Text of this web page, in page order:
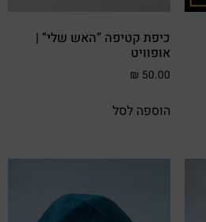
כיפת קטיפה ”האש שלי” |
אופוויט
₪ 50.00
הוספה לסל